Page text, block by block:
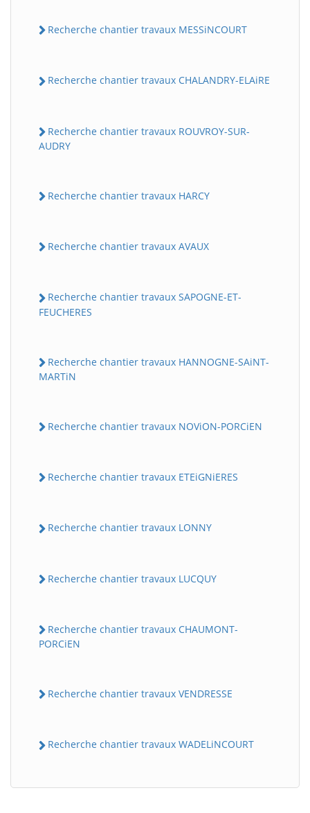
Recherche chantier travaux MESSiNCOURT
Recherche chantier travaux CHALANDRY-ELAiRE
Recherche chantier travaux ROUVROY-SUR-
AUDRY
Recherche chantier travaux HARCY
Recherche chantier travaux AVAUX
Recherche chantier travaux SAPOGNE-ET-
FEUCHERES
Recherche chantier travaux HANNOGNE-SAiNT-
MARTiN
Recherche chantier travaux NOViON-PORCiEN
Recherche chantier travaux ETEiGNiERES
Recherche chantier travaux LONNY
Recherche chantier travaux LUCQUY
Recherche chantier travaux CHAUMONT-
PORCiEN
Recherche chantier travaux VENDRESSE
Recherche chantier travaux WADELiNCOURT